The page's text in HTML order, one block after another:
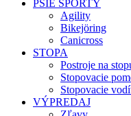
PSIE ŠPORTY
Agility
Bikejöring
Canicross
STOPA
Postroje na
Stopovacie
Stopovacie
VÝPREDAJ